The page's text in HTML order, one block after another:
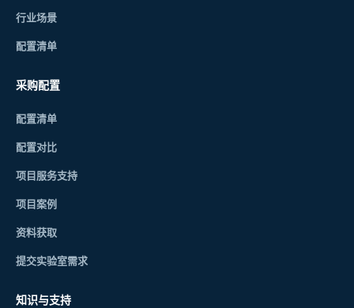
行业场景
配置清单
采购配置
配置清单
配置对比
项目服务支持
项目案例
资料获取
提交实验室需求
知识与支持